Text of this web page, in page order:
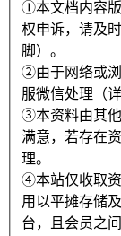
①本文档内容
权申诉，请及
脚）。
②由于网络或
服微信处理（
③本资料由其
满意，若存在
理。
④本站仅收取资
用以平摊存储
台，且会员之